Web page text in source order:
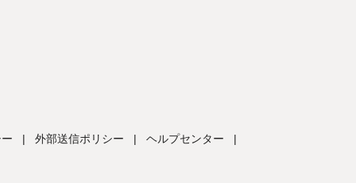
| 外部送信ポリシー | ヘルプセンター |